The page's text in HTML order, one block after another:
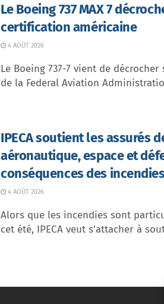
Le Boeing 737 MAX 7
certification américaine
4 AOÛT 2026
Le Boeing 737-7 vient de
de la Federal Aviation
IPECA soutient les assurés
aéronautique, espace et
conséquences des
4 AOÛT 2026
Alors que les incendies sont
cet été, IPECA veut s’attacher à